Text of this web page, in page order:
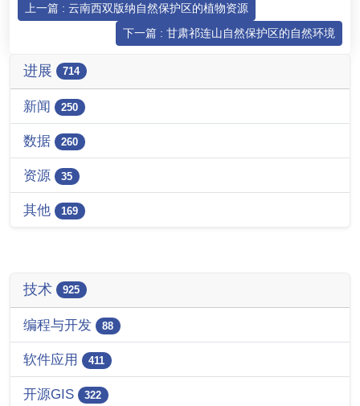
上一篇 : 云南西双版纳自然保护区的植物资源
下一篇 : 甘肃祁连山自然保护区的自然环境
进展 714
新闻 250
数据 260
资源 35
其他 169
技术 925
编程与开发 88
软件应用 411
开源GIS 322